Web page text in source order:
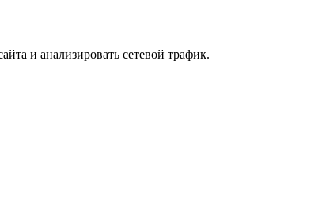
и анализировать сетевой трафик.